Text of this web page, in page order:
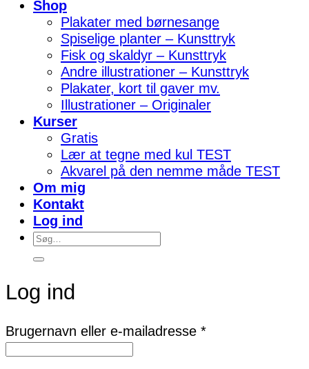
Shop
Plakater med børnesange
Spiselige planter – Kunsttryk
Fisk og skaldyr – Kunsttryk
Andre illustrationer – Kunsttryk
Plakater, kort til gaver mv.
Illustrationer – Originaler
Kurser
Gratis
Lær at tegne med kul TEST
Akvarel på den nemme måde TEST
Om mig
Kontakt
Log ind
Søg
Log ind
Brugernavn eller e-mailadresse *Påkrævet